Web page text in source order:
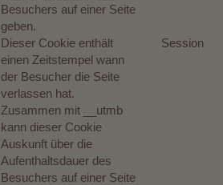
Besuchers auf einer Seite
geben.
Dieser Cookie enthält
einen Zeitstempel wann
der Besucher die Seite
verlassen hat.
Zusammen mit __utmb
kann dieser Cookie
Auskunft über die
Aufenthaltsdauer des
Besuchers auf einer Seite
Session